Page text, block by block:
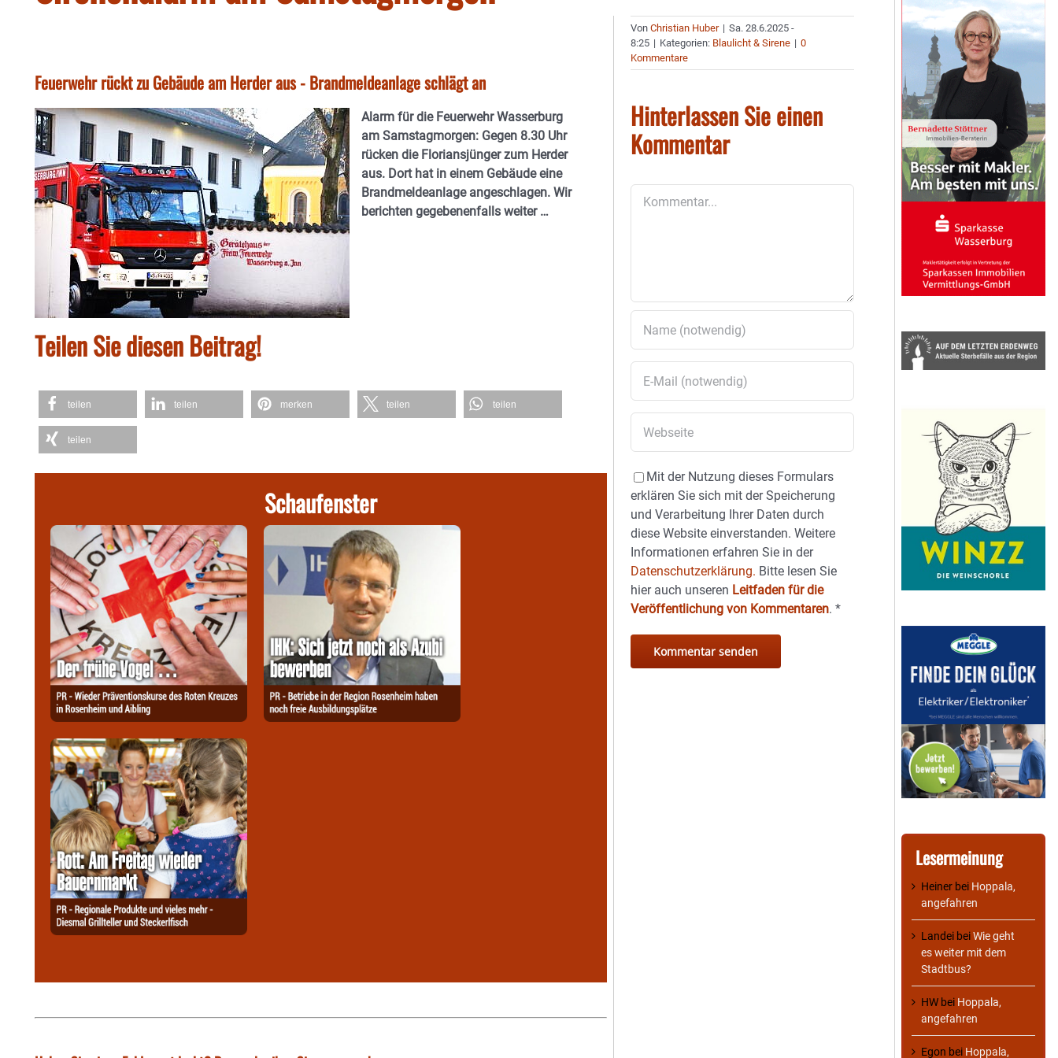
Feuerwehr rückt zu Gebäude am Herder aus - Brandmeldeanlage schlägt an
Alarm für die Feuerwehr Wasserburg
am Samstagmorgen: Gegen 8.30 Uhr
rücken die Floriansjünger zum Herder
aus. Dort hat in einem Gebäude eine
Brandmeldeanlage angeschlagen. Wir
berichten gegebenenfalls weiter …
Teilen Sie diesen Beitrag!
teilen teilen merken teilen teilen
teilen
Schaufenster
VonChristian Huber | Sa. 28.6.2025 -
8:25 | Kategorien: Blaulicht & Sirene | 0
Kommentare
Hinterlassen Sie einen
Kommentar
Mit der Nutzung dieses Formulars
erklären Sie sich mit der Speicherung
und Verarbeitung Ihrer Daten durch
diese Website einverstanden. Weitere
Informationen erfahren Sie in der
Datenschutzerklärung. Bitte lesen Sie
hier auch unseren Leitfaden für die
Veröffentlichung von Kommentaren.*
Lesermeinung
Heiner bei Hoppala,
angefahren
Landei beiWie geht
es weiter mit dem
Stadtbus?
HW bei Hoppala,
angefahren
Egon bei Hoppala,